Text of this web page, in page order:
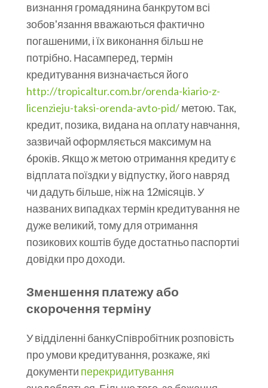
визнання громадянина банкрутом всі
зобов'язання вважаються фактично
погашеними, і їх виконання більш не
потрібно. Насамперед, термін
кредитування визначається його
http://tropicaltur.com.br/orenda-kiario-z-
licenzieju-taksi-orenda-avto-pid/метою. Так,
кредит, позика, видана на оплату навчання,
зазвичай оформляється максимум на
6років. Якщо ж метою отримання кредиту є
відплата поїздки у відпустку, його навряд
чи дадуть більше, ніж на 12місяців. У
названих випадках термін кредитування не
дуже великий, тому для отримання
позикових коштів буде достатньо паспортиі
довідки про доходи.
Зменшення платежу або
скорочення терміну
У відділенні банкуСпівробітник розповість
про умови кредитування, розкаже, які
документи перекридитування